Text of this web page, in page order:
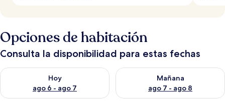
Opciones de habitación
Consulta la disponibilidad para estas fechas
Hoy
ago 6 - ago 7
Consulta la disponibilidad para hoy ago 6 - ago 7
Mañana
ago 7 - ago 8
Consulta la disponibilidad